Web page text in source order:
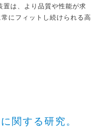
置は、より品質や性能が求
にフィットし続けられる高
関する研究。